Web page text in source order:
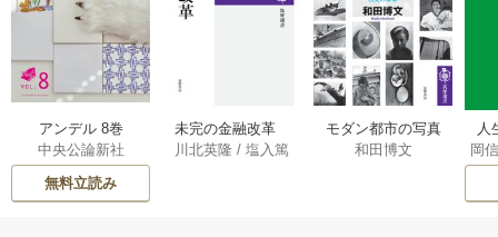
アンデル 8巻
中央公論新社
無料立読み
未完の金融改革
――池尾和人の政
川北英隆 /塩入篤
モダン都市の写真
史 1923－1944
和田博文
人
教
岡